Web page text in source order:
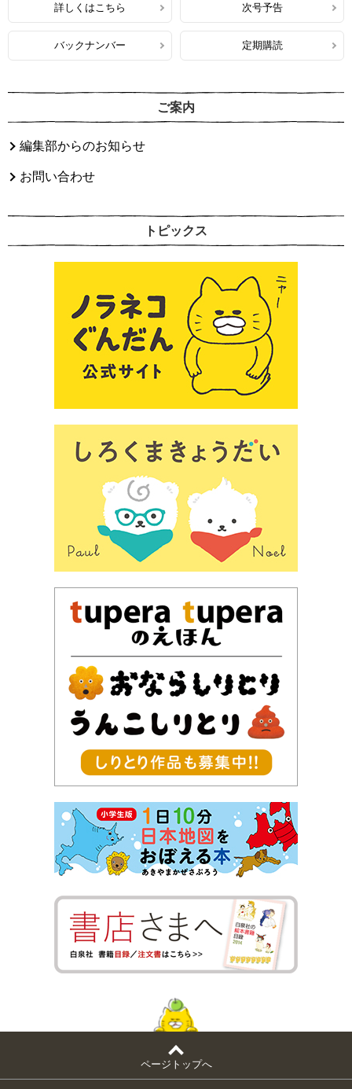
詳しくはこちら 次号予告
バックナンバー 定期購読
ご案内
編集部からのお知らせ
お問い合わせ
トピックス
ページトップへ